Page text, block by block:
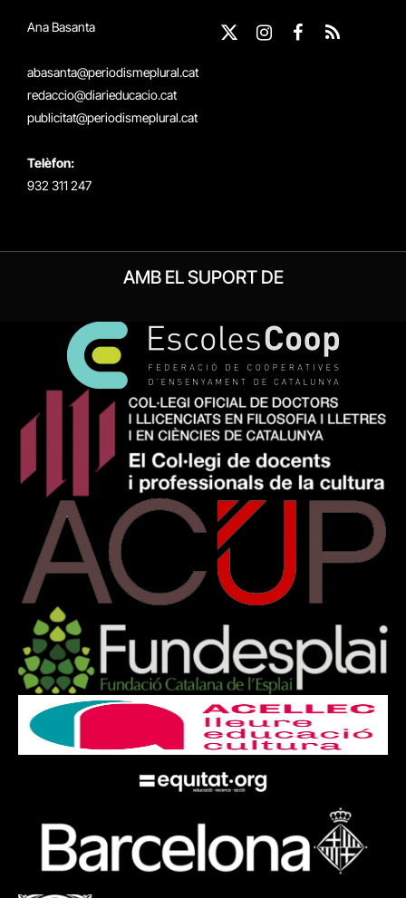
Ana Basanta
abasanta@periodismeplural.cat
redaccio@diarieducacio.cat
publicitat@periodismeplural.cat
Telèfon:
932 311 247
X
InstagramFacebook
RSS
AMB EL SUPORT DE